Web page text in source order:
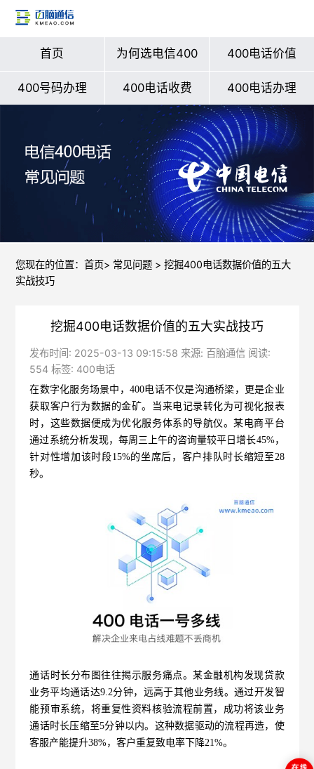
首页 为何选电信400 400电话价值
400号码办理 400电话收费 400电话办理
您现在的位置： 首页> 常见问题> 挖掘400电话数据价值的五大
实战技巧
挖掘400电话数据价值的五大实战技巧
发布时间: 2025-03-13 09:15:58 来源: 百脑通信 阅读:
554 标签: 400电话
在数字化服务场景中，400电话不仅是沟通桥梁，更是企业
获取客户行为数据的金矿。当来电记录转化为可视化报表
时，这些数据便成为优化服务体系的导航仪。某电商平台
通过系统分析发现，每周三上午的咨询量较平日增长45%，
针对性增加该时段15%的坐席后，客户排队时长缩短至28
秒。
通话时长分布图往往揭示服务痛点。某金融机构发现贷款
业务平均通话达9.2分钟，远高于其他业务线。通过开发智
能预审系统，将重复性资料核验流程前置，成功将该业务
通话时长压缩至5分钟以内。这种数据驱动的流程再造，使
客服产能提升38%，客户重复致电率下降21%。